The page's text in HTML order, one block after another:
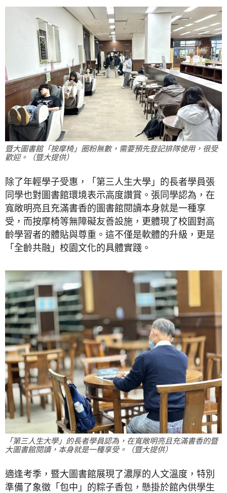
暨大圖書館「按摩椅」圈粉無數，需要預先登記排隊使用，很受
歡迎。（暨大提供）
除了年輕學子受惠，「第三人生大學」的長者學員張
同學也對圖書館環境表示高度讚賞。張同學認為，在
寬敞明亮且充滿書香的圖書館閱讀本身就是一種享
受，而按摩椅等無障礙友善設施，更體現了校園對高
齡學習者的體貼與尊重。這不僅是軟體的升級，更是
「全齡共融」校園文化的具體實踐。
「第三人生大學」的長者學員認為，在寬敞明亮且充滿書香的暨
大圖書館閱讀，本身就是一種享受。（暨大提供）
適逢考季，暨大圖書館展現了濃厚的人文溫度，特別
準備了象徵「包中」的粽子香包，懸掛於館內供學生